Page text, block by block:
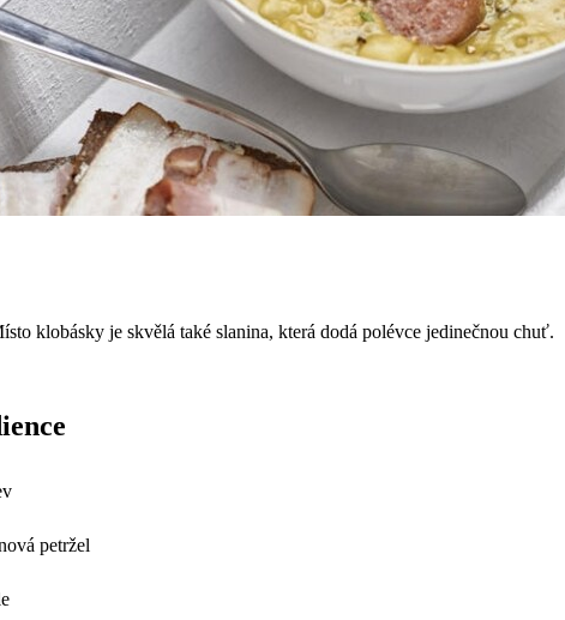
klobásky je skvělá také slanina, která dodá polévce jedinečnou chuť.
petržel